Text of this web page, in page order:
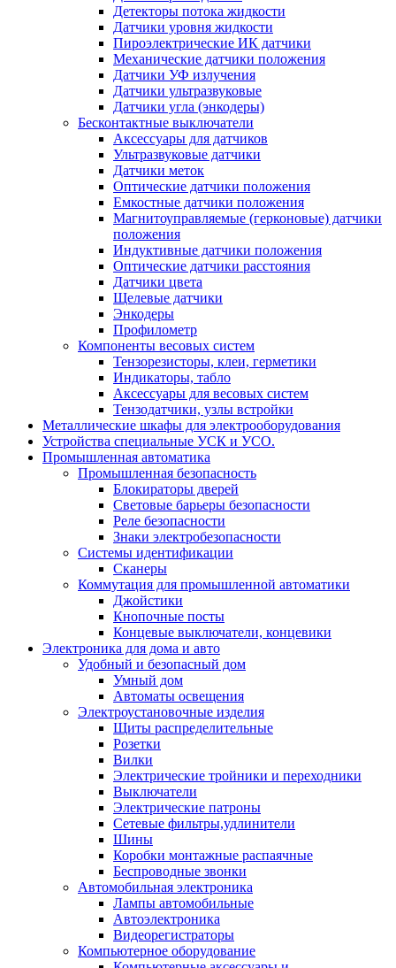
Детекторы потока жидкости
Датчики уровня жидкости
Пироэлектрические ИК датчики
Механические датчики положения
Датчики УФ излучения
Датчики ультразвуковые
Датчики угла (энкодеры)
Бесконтактные выключатели
Аксессуары для датчиков
Ультразвуковые датчики
Датчики меток
Оптические датчики положения
Емкостные датчики положения
Магнитоуправляемые (герконовые) датчики
положения
Индуктивные датчики положения
Оптические датчики расстояния
Датчики цвета
Щелевые датчики
Энкодеры
Профилометр
Компоненты весовых систем
Тензорезисторы, клеи, герметики
Индикаторы, табло
Аксессуары для весовых систем
Тензодатчики, узлы встройки
Металлические шкафы для электрооборудования
Устройства специальные УСК и УСО.
Промышленная автоматика
Промышленная безопасность
Блокираторы дверей
Световые барьеры безопасности
Реле безопасности
Знаки электробезопасности
Системы идентификации
Сканеры
Коммутация для промышленной автоматики
Джойстики
Кнопочные посты
Концевые выключатели, концевики
Электроника для дома и авто
Удобный и безопасный дом
Умный дом
Автоматы освещения
Электроустановочные изделия
Щиты распределительные
Розетки
Вилки
Электрические тройники и переходники
Выключатели
Электрические патроны
Сетевые фильтры,удлинители
Шины
Коробки монтажные распаячные
Беспроводные звонки
Автомобильная электроника
Лампы автомобильные
Автоэлектроника
Видеорегистраторы
Компьютерное оборудование